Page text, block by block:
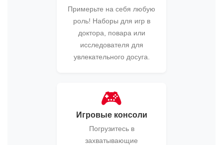
Примерьте на себя любую
роль! Наборы для игр в
доктора, повара или
исследователя для
увлекательного досуга.
🎮
Игровые консоли
Погрузитесь в
захватывающие